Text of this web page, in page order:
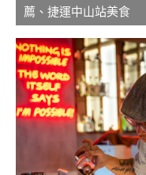
薦、捷運中山站美食